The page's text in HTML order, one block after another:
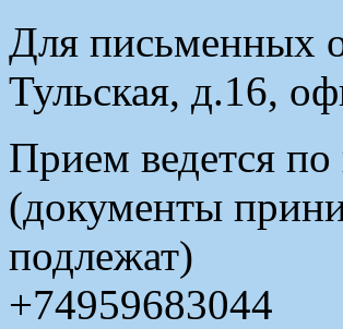
Для письменных
Тульская, д.16,
Прием ведется по
(документы
подлежат)
+74959683044